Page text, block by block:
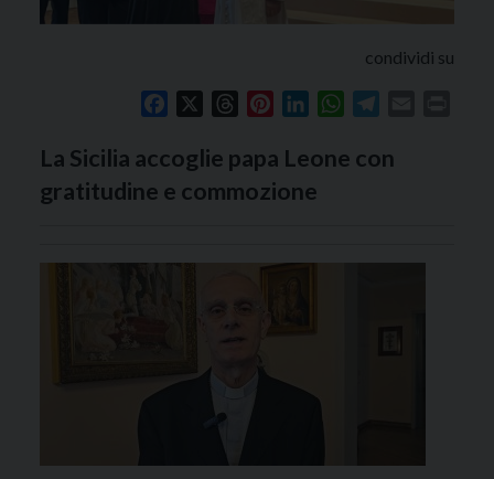
condividi su
Facebook ThreadsPinterestLinkedInWhatsApp
La Sicilia accoglie papa Leone con
gratitudine e commozione